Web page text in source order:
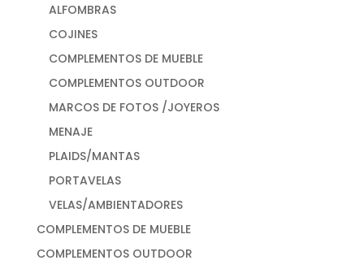
ALFOMBRAS
COJINES
COMPLEMENTOS DE MUEBLE
COMPLEMENTOS OUTDOOR
MARCOS DE FOTOS /JOYEROS
MENAJE
PLAIDS/MANTAS
PORTAVELAS
VELAS/AMBIENTADORES
COMPLEMENTOS DE MUEBLE
COMPLEMENTOS OUTDOOR